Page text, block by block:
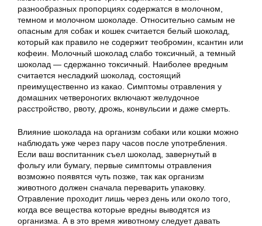
разнообразных пропорциях содержатся в молочном,
темном и молочном шоколаде. Относительно самым не
опасным для собак и кошек считается белый шоколад,
который как правило не содержит теобромин, ксантин или
кофеин. Молочный шоколад слабо токсичный, а темный
шоколад — сдержанно токсичный. Наиболее вредным
считается несладкий шоколад, состоящий
преимущественно из какао. Симптомы отравления у
домашних четвероногих включают желудочное
расстройство, рвоту, дрожь, конвульсии и даже смерть.
Влияние шоколада на организм собаки или кошки можно
наблюдать уже через пару часов после употребления.
Если ваш воспитанник съел шоколад, завернутый в
фольгу или бумагу, первые симптомы отравления
возможно появятся чуть позже, так как организм
животного должен сначала переварить упаковку.
Отравление проходит лишь через день или около того,
когда все вещества которые вредны выводятся из
организма. А в это время животному следует давать